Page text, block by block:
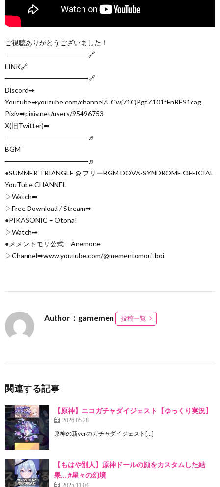
ご視聴ありがとうございました！
─────────────────🔗
LINK🔗
─────────────────🔗
Discord➡︎
Youtube➡︎youtube.com/channel/UCwj71QPgtZ101tFnRES1cag
Pixiv➡︎pixiv.net/users/95496753
X(旧Twitter)➡︎
─────────────────♬
BGM
─────────────────♬
●SUMMER TRIANGLE @ フリーBGM DOVA-SYNDROME OFFICIAL
YouTube CHANNEL
▷Watch➡︎
▷Free Download / Stream➡︎
●PIKASONIC – Otona!
▷Watch➡︎
●メメントモリ公式 – Anemone
▷Channel➡︎www.youtube.com/@mementomori_boi
Author：gamemen 投稿一覧
関連する記事
【原神】ニコガチャダイジェスト【ゆっくり実況】
2026.05.28
原神の新verのガチャダイジェスト[…]
【もはや別人】原神ドールの顔をカスタムした結
果… #星々の幻境
2025.11.04